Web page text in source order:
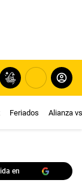
Feriados Alianza
en